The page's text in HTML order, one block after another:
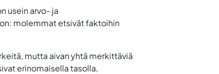
usein arvo- ja
molemmat etsivät faktoihin
mutta aivan yhtä merkittäviä
erinomaisella tasolla,